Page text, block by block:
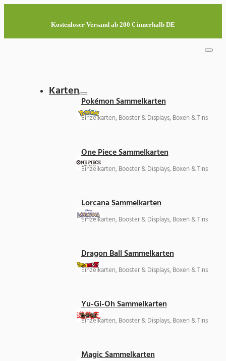
Kostenloser Versand ab 200 € innerhalb DE
Karten
Pokémon Sammelkarten
Einzelkarten, Booster & Displays, Boxen & Tins
One Piece Sammelkarten
Einzelkarten, Booster & Displays, Boxen & Tins
Lorcana Sammelkarten
Einzelkarten, Booster & Displays, Boxen & Tins
Dragon Ball Sammelkarten
Einzelkarten, Booster & Displays, Boxen & Tins
Yu-Gi-Oh Sammelkarten
Einzelkarten, Booster & Displays, Boxen & Tins
Magic Sammelkarten